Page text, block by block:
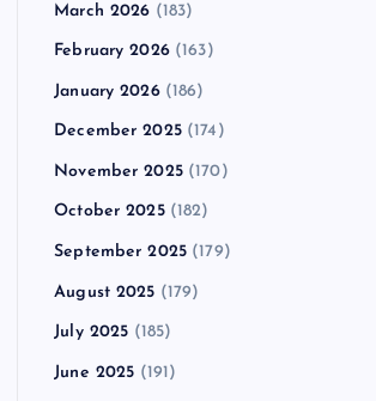
March 2026 (183)
February 2026(163)
January 2026(186)
December 2025(174)
November 2025(170)
October 2025(182)
September 2025 (179)
August 2025 (179)
July 2025 (185)
June 2025 (191)